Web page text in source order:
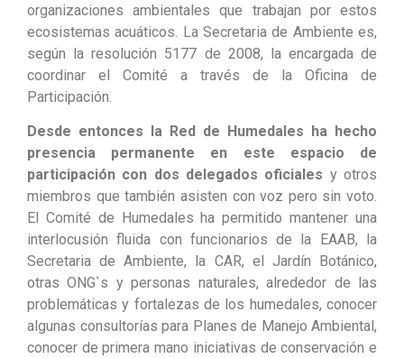
organizaciones ambientales que trabajan por estos
ecosistemas acuáticos. La Secretaria de Ambiente es,
según la resolución 5177 de 2008, la encargada de
coordinar el Comité a través de la Oficina de
Participación.
Desde entonces la Red de Humedales ha hecho
presencia permanente en este espacio de
participación con dos delegados oficiales y otros
miembros que también asisten con voz pero sin voto.
El Comité de Humedales ha permitido mantener una
interlocusión fluida con funcionarios de la EAAB, la
Secretaria de Ambiente, la CAR, el Jardín Botánico,
otras ONG`s y personas naturales, alrededor de las
problemáticas y fortalezas de los humedales, conocer
algunas consultorías para Planes de Manejo Ambiental,
conocer de primera mano iniciativas de conservación e